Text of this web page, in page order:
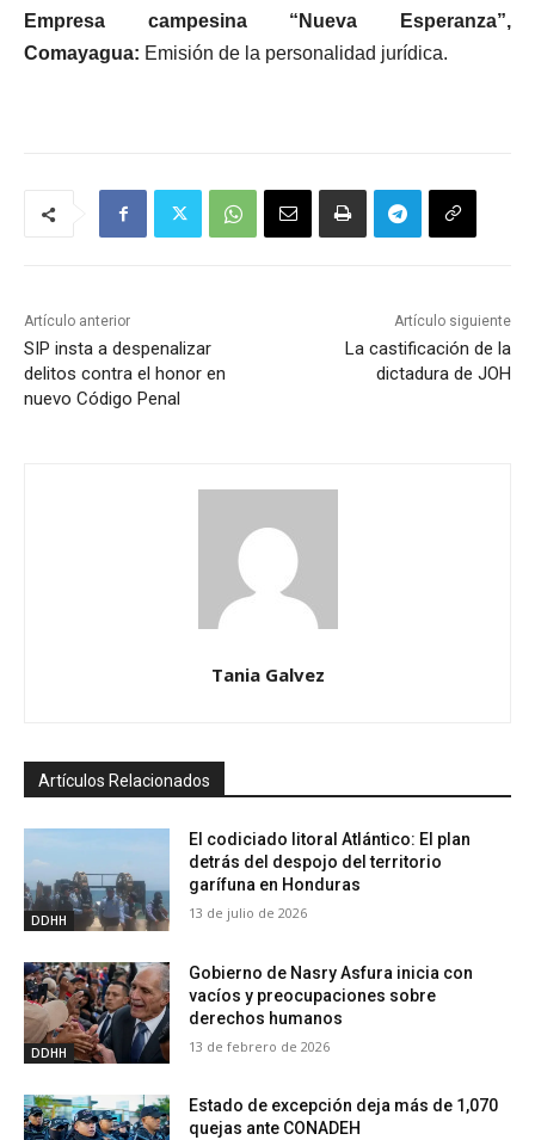
Empresa campesina “Nueva Esperanza”,
Comayagua: Emisión de la personalidad jurídica.
Artículo anterior
SIP insta a despenalizar
delitos contra el honor en
nuevo Código Penal
Artículo siguiente
La castificación de la
dictadura de JOH
Tania Galvez
Artículos Relacionados
DDHH
El codiciado litoral Atlántico: El plan
detrás del despojo del territorio
garífuna en Honduras
13 de julio de 2026
DDHH
Gobierno de Nasry Asfura inicia con
vacíos y preocupaciones sobre
derechos humanos
13 de febrero de 2026
Estado de excepción deja más de 1,070
quejas ante CONADEH